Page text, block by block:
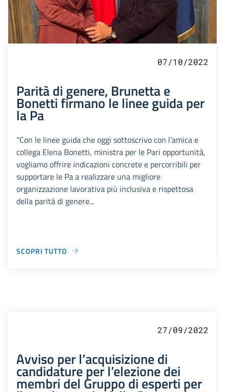
07/10/2022
Parità di genere, Brunetta e
Bonetti firmano le linee guida per
la Pa
“Con le linee guida che oggi sottoscrivo con l’amica e
collega Elena Bonetti, ministra per le Pari opportunità,
vogliamo offrire indicazioni concrete e percorribili per
supportare le Pa a realizzare una migliore
organizzazione lavorativa più inclusiva e rispettosa
della parità di genere...
SCOPRI TUTTO
27/09/2022
Avviso per l’acquisizione di
candidature per l’elezione dei
membri del Gruppo di esperti per